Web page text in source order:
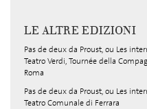
LE ALTRE EDIZIONI
Pas de deux da Proust, ou Les
Teatro Verdi, Tournée della
Roma
Pas de deux da Proust, ou Les
Teatro Comunale di Ferrara